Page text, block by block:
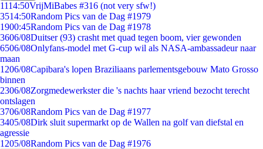
1114:50VrijMiBabes #316 (not very sfw!)
3514:50Random Pics van de Dag #1979
1900:45Random Pics van de Dag #1978
3606/08Duitser (93) crasht met quad tegen boom, vier gewonden
6506/08Onlyfans-model met G-cup wil als NASA-ambassadeur naar
maan
1206/08Capibara's lopen Braziliaans parlementsgebouw Mato Grosso
binnen
2306/08Zorgmedewerkster die 's nachts haar vriend bezocht terecht
ontslagen
3706/08Random Pics van de Dag #1977
3405/08Dirk sluit supermarkt op de Wallen na golf van diefstal en
agressie
1205/08Random Pics van de Dag #1976